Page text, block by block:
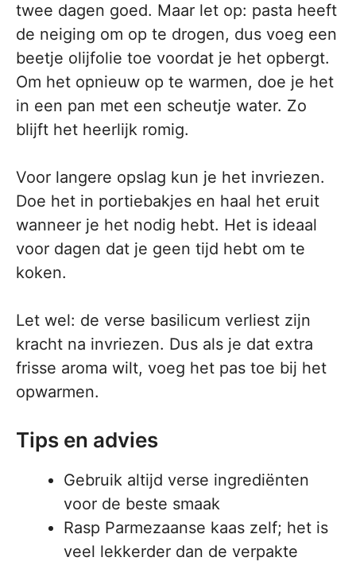
twee dagen goed. Maar let op: pasta heeft
de neiging om op te drogen, dus voeg een
beetje olijfolie toe voordat je het opbergt.
Om het opnieuw op te warmen, doe je het
in een pan met een scheutje water. Zo
blijft het heerlijk romig.
Voor langere opslag kun je het invriezen.
Doe het in portiebakjes en haal het eruit
wanneer je het nodig hebt. Het is ideaal
voor dagen dat je geen tijd hebt om te
koken.
Let wel: de verse basilicum verliest zijn
kracht na invriezen. Dus als je dat extra
frisse aroma wilt, voeg het pas toe bij het
opwarmen.
Tips en advies
Gebruik altijd verse ingrediënten
voor de beste smaak
Rasp Parmezaanse kaas zelf; het is
veel lekkerder dan de verpakte